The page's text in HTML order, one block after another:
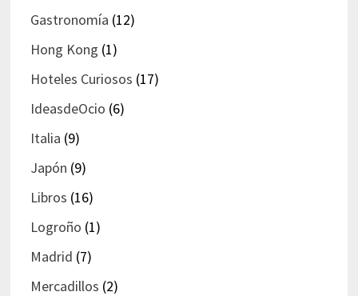
Gastronomía (12)
Hong Kong (1)
Hoteles Curiosos (17)
IdeasdeOcio (6)
Italia (9)
Japón (9)
Libros (16)
Logroño (1)
Madrid (7)
Mercadillos (2)